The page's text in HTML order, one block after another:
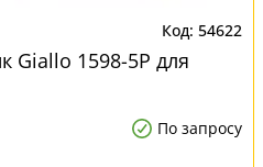
54622
Giallo 1598-5P для
По запросу